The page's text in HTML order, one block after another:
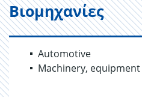
Βιομηχανίες
Automotive
Machinery, equipment